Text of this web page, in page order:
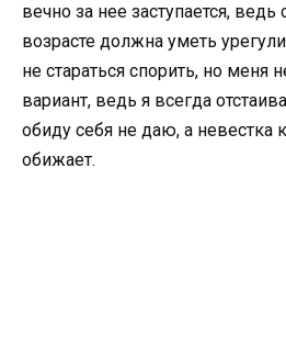
вечно за нее заступается, ведь
возрасте должна уметь
не стараться спорить, но меня
вариант, ведь я всегда
обиду себя не даю, а невестка
обижает.